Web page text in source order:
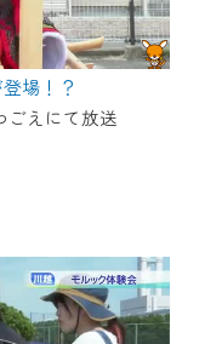
場！？
ごえにて放送